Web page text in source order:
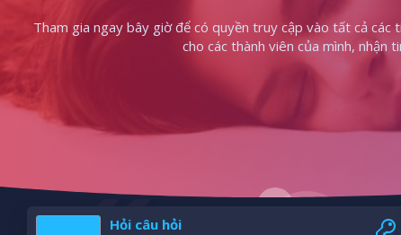
Tham gia ngay bây giờ để có quyền truy cập vào tất cả các
cho các thành viên của mình, nhận
Hỏi câu hỏi